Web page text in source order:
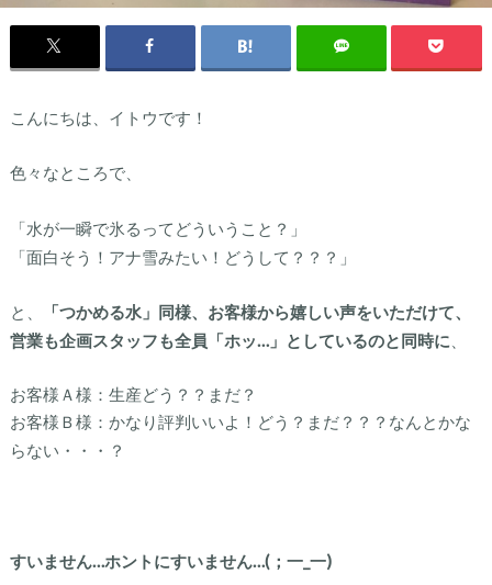
こんにちは、イトウです！
色々なところで、
「水が一瞬で氷るってどういうこと？」
「面白そう！アナ雪みたい！どうして？？？」
と、
「つかめる水」同様、お客様から嬉しい声をいただけて、
営業も企画スタッフも全員「ホッ…」としているのと同時に
お客様Ａ様：生産どう？？まだ？
お客様Ｂ様：かなり評判いいよ！どう？まだ？？？なんとかな
らない・・・？
すいません…ホントにすいません…(；一_一)